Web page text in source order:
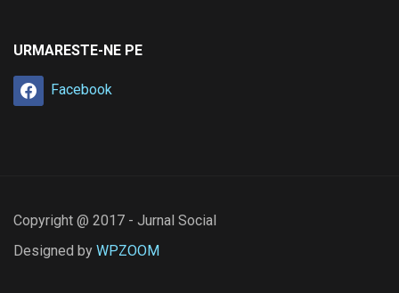
URMARESTE-NE PE
Facebook
Copyright @ 2017 - Jurnal Social
Designed by WPZOOM